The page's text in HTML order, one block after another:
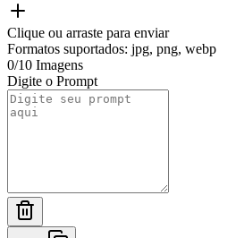
Clique ou arraste para enviar
Formatos suportados: jpg, png, webp
0/10 Imagens
Digite o Prompt